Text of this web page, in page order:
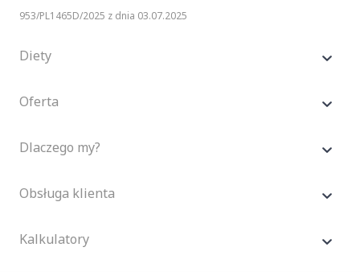
953/PL1465D/2025 z dnia 03.07.2025
Diety
Oferta
Dlaczego my?
Obsługa klienta
Kalkulatory